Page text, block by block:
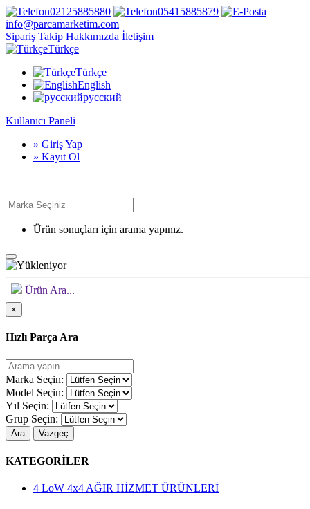
02125885880
05415885879
info@parcamarketim.com
Sipariş Takip Hakkımızda İletişim
Türkçe
Türkçe
English
русский
Kullanıcı Paneli
» Giriş Yap
» Kayıt Ol
Ürün sonuçları için arama yapınız.
Ürün Ara...
×
Hızlı Parça Ara
Marka Seçin:
Model Seçin:
Yıl Seçin:
Grup Seçin:
Ara Vazgeç
KATEGORİLER
4 LoW 4x4 AĞIR HİZMET ÜRÜNLERİ